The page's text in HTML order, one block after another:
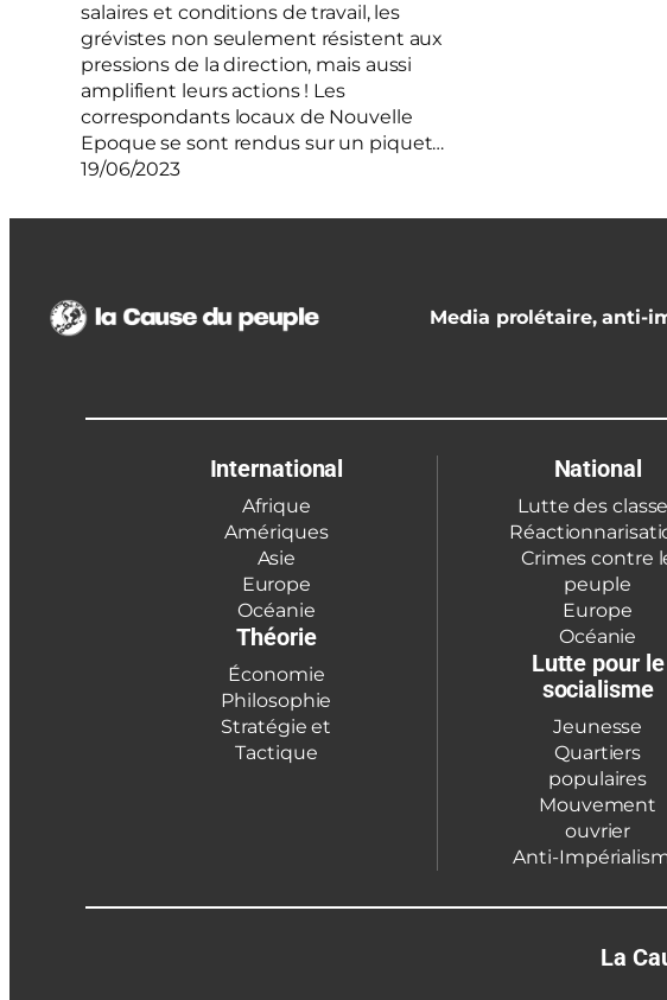
salaires et conditions de travail, les
grévistes non seulement résistent aux
pressions de la direction, mais aussi
amplifient leurs actions ! Les
correspondants locaux de Nouvelle
Epoque se sont rendus sur un piquet…
19/06/2023
Media prolétaire, anti-
International
Afrique
Amériques
Asie
Europe
Océanie
Théorie
Économie
Philosophie
Stratégie et
Tactique
National
Lutte des
Crimes contre
peuple
Europe
Océanie
Lutte pour le
socialisme
Jeunesse
Quartiers
populaires
Mouvement
ouvrier
Anti-
La